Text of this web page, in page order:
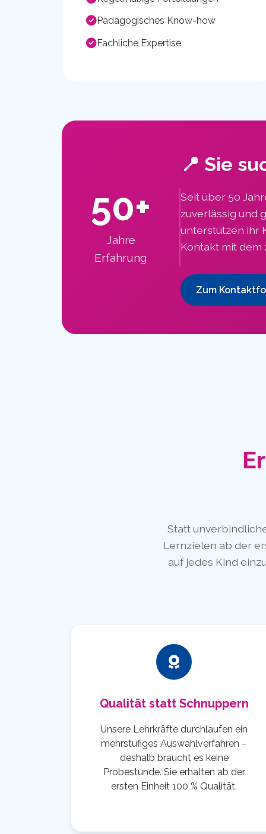
Pädagogisches Know-how
Fachliche Expertise
50+
Jahre
Erfahrung
📍 Sie
Seit über 50
zuverlässig und
unterstützen ihr
Kontakt mit dem
Zum
Statt
Lernzielen ab der
auf jedes Kind
Qualität statt Schnuppern
Unsere Lehrkräfte durchlaufen ein
mehrstufiges Auswahlverfahren –
deshalb braucht es keine
Probestunde. Sie erhalten ab der
ersten Einheit 100 % Qualität.